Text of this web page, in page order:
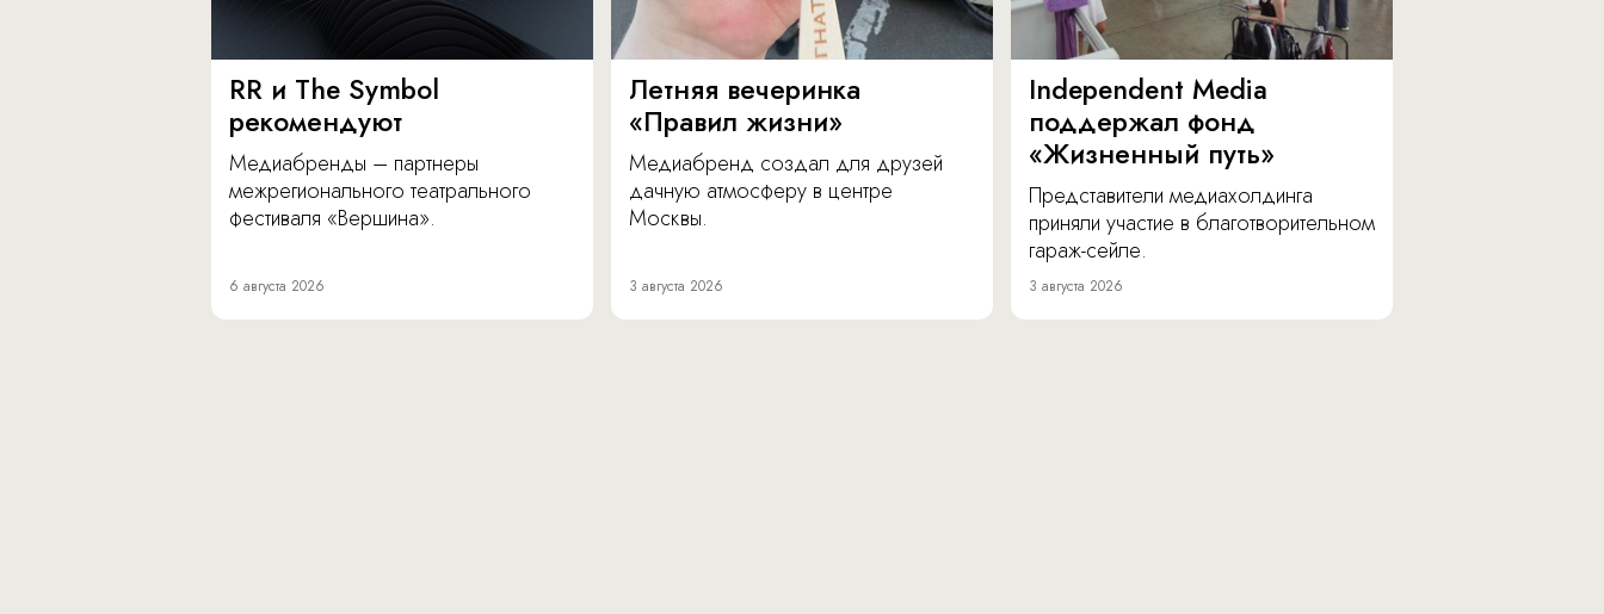
RR и The Symbol
рекомендуют
Медиабренды – партнеры
межрегионального театрального
фестиваля «Вершина».
6 августа 2026
Летняя вечеринка
«Правил жизни»
Медиабренд создал для друзей
дачную атмосферу в центре
Москвы.
3 августа 2026
Independent Media
поддержал фонд
«Жизненный путь»
Представители медиахолдинга
приняли участие в благотворительном
гараж-сейле.
3 августа 2026